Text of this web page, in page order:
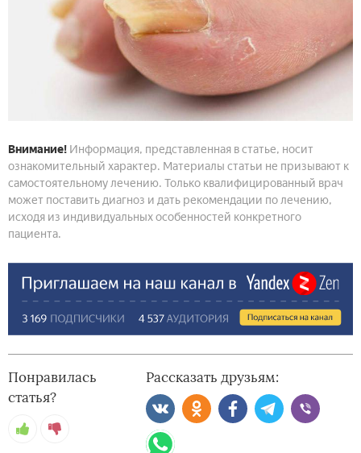
Внимание! Информация, представленная в статье, носит
ознакомительный характер. Материалы статьи не призывают к
самостоятельному лечению. Только квалифицированный врач
может поставить диагноз и дать рекомендации по лечению,
исходя из индивидуальных особенностей конкретного
пациента.
Понравилась
статья?
Рассказать друзьям: